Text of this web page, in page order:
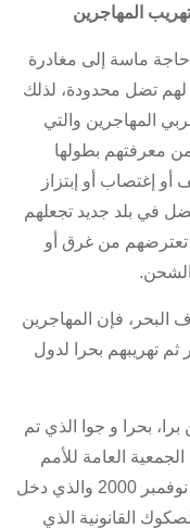
المهاجرين
حاجة ماسة إلى مغادرة
لهم تضل محدودة، لذلك
المهاجرين والتي
معرفتهم بطولها
إغتصاب أو إبتزاز
في بلد جديد تجعلهم
تعترضهم من غرق أو
البحر، فإن المهاجرين
ثم تهريبهم بحرا لدول
بحرا و جوا الذي تم
العامة للأمم
المتحدة رقم 25 في الدورة 55 بتاريخ 10 نوفمبر 2000 والذي دخل
جانفي 2004 كإحدى الصكوك القانونية الذي